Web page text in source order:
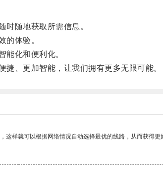
随地获取所需信息。
体验。
化和便利化。
、更加智能，让我们拥有更多无限可能。
样就可以根据网络情况自动选择最优的线路，从而获得更